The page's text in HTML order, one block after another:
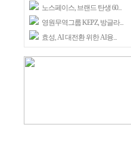
노스페이스, 브랜드 탄생 60...
영원무역그룹 KEPZ, 방글라...
효성, AI 대전환 위한 AI융...